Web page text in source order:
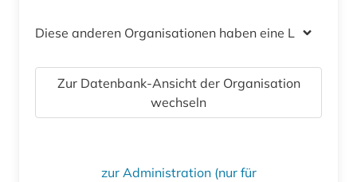
Diese anderen Organisationen haben eine Lizenz
Zur Datenbank-Ansicht der Organisation
wechseln
zur Administration (nur für